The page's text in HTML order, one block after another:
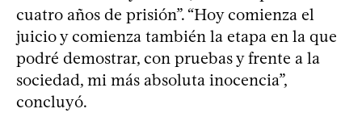
cuatro años de prisión”. “Hoy comienza el
juicio y comienza también la etapa en la que
podré demostrar, con pruebas y frente a la
sociedad, mi más absoluta inocencia”,
concluyó.